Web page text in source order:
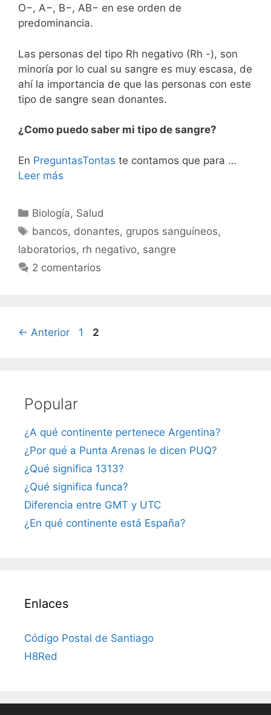
O−, A−, B−, AB− en ese orden de
predominancia.
Las personas del tipo Rh negativo (Rh -), son
minoría por lo cual su sangre es muy escasa, de
ahí la importancia de que las personas con este
tipo de sangre sean donantes.
¿Como puedo saber mi tipo de sangre?
En PreguntasTontas te contamos que para …
Leer más
Categorías
Biología, Salud
Etiquetas
bancos, donantes, grupos sanguíneos,
laboratorios, rh negativo, sangre
2 comentarios
← Anterior Página
1 Página
2
Popular
¿A qué continente pertenece Argentina?
¿Por qué a Punta Arenas le dicen PUQ?
¿Qué significa 1313?
¿Qué significa funca?
Diferencia entre GMT y UTC
¿En qué continente está España?
Enlaces
Código Postal de Santiago
H8Red